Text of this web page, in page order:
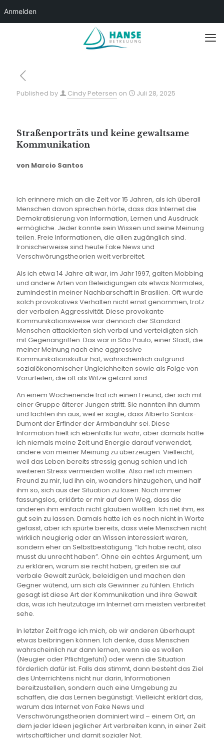
Published by Cindy Petersen on Juli 28, 2025
Straßenporträts und keine gewaltsame
Kommunikation
von Marcio Santos
Ich erinnere mich an die Zeit vor 15 Jahren, als ich überall
Menschen davon sprechen hörte, dass das Internet die
Demokratisierung von Information, Lernen und Ausdruck
ermögliche. Jeder konnte sein Wissen und seine Meinung
teilen. Freie Informationen, die allen zugänglich sind.
Ironischerweise sind heute Fake News und
Verschwörungstheorien weit verbreitet.
Als ich etwa 14 Jahre alt war, im Jahr 1997, galten Mobbing
und andere Arten von Beleidigungen als etwas Normales,
zumindest in meiner Nachbarschaft in Brasilien. Oft wurde
solch provokatives Verhalten nicht ernst genommen, trotz
der verbalen Aggressivität. Diese provokante
Kommunikationsweise war dennoch der Standard:
Menschen attackierten sich verbal und verteidigten sich
mit Gegenangriffen. Das war in São Paulo, einer Stadt, die
meiner Meinung nach eine aggressive
Kommunikationskultur hat, wahrscheinlich aufgrund
sozialökonomischer Ungleichheiten sowie als Folge von
Vorurteilen, die oft als Witze getarnt sind.
An einem Wochenende traf ich einen Freund, der sich mit
einer Gruppe älterer Jungen stritt. Sie nannten ihn dumm
und lachten ihn aus, weil er sagte, dass Alberto Santos-
Dumont der Erfinder der Armbanduhr sei. Diese
Information hielt ich ebenfalls für wahr, aber damals hätte
ich niemals meine Zeit und Energie darauf verwendet,
andere von meiner Meinung zu überzeugen. Vielleicht,
weil das Leben bereits stressig genug schien und ich
weiteren Stress vermeiden wollte. Also rief ich meinen
Freund zu mir, lud ihn ein, woanders hinzugehen, und half
ihm so, sich aus der Situation zu lösen. Noch immer
fassungslos, erklärte er mir auf dem Weg, dass die
anderen ihm einfach nicht glauben wollten. Ich riet ihm, es
gut sein zu lassen. Damals hatte ich es noch nicht in Worte
gefasst, aber ich spürte bereits, dass viele Menschen nicht
wirklich neugierig oder an Wissen interessiert waren,
sondern eher an Selbstbestätigung. “Ich habe recht, also
musst du unrecht haben”. Ohne ein echtes Argument, um
zu erklären, warum sie recht haben, greifen sie auf
verbale Gewalt zurück, beleidigen und machen den
Gegner wütend, um sich als Gewinner zu fühlen. Ehrlich
gesagt ist diese Art der Kommunikation und ihre Gewalt
das, was ich heutzutage im Internet am meisten verbreitet
sehe.
In letzter Zeit frage ich mich, ob wir anderen überhaupt
etwas beibringen können. Ich denke, dass Menschen
wahrscheinlich nur dann lernen, wenn sie es wollen
(Neugier oder Pflichtgefühl) oder wenn die Situation
förderlich dafür ist. Falls das stimmt, dann besteht das Ziel
des Unterrichtens nicht nur darin, Informationen
bereitzustellen, sondern auch eine Umgebung zu
schaffen, die das Lernen begünstigt. Vielleicht erklärt das,
warum das Internet von Fake News und
Verschwörungstheorien dominiert wird – einem Ort, an
dem jeder Ideen jeglicher Art verbreiten kann, in einer Zeit
wirtschaftlicher und damit sozialer Not.
Anmelden